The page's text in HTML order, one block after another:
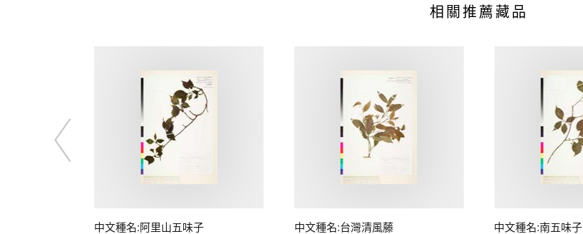
相關推薦藏品
中文種名:阿里山五味子 中文種名:台灣清風藤 中文種名:南五味子